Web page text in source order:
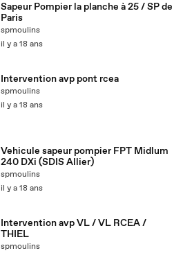
Sapeur Pompier la planche à 25 / SP de
Paris
spmoulins
il y a 18 ans
Intervention avp pont rcea
spmoulins
il y a 18 ans
Vehicule sapeur pompier FPT Midlum
240 DXi (SDIS Allier)
spmoulins
il y a 18 ans
Intervention avp VL / VL RCEA /
THIEL
spmoulins